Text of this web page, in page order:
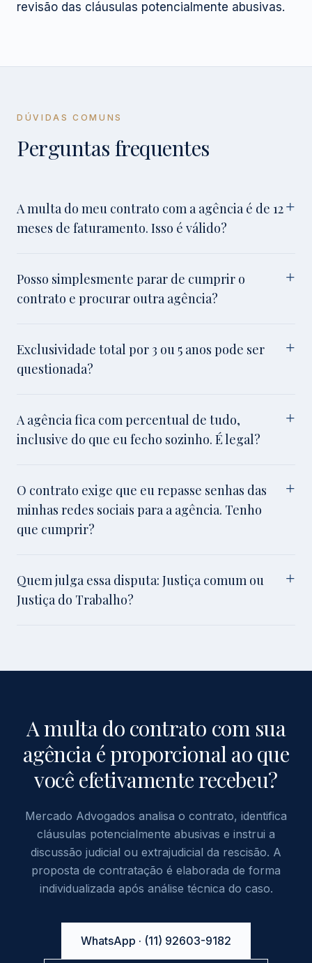
revisão das cláusulas potencialmente abusivas.
DÚVIDAS COMUNS
Perguntas frequentes
A multa do meu contrato com a agência é de 12
meses de faturamento. Isso é válido?
Posso simplesmente parar de cumprir o
contrato e procurar outra agência?
Exclusividade total por 3 ou 5 anos pode ser
questionada?
A agência fica com percentual de tudo,
inclusive do que eu fecho sozinho. É legal?
O contrato exige que eu repasse senhas das
minhas redes sociais para a agência. Tenho
que cumprir?
Quem julga essa disputa: Justiça comum ou
Justiça do Trabalho?
A multa do contrato com sua
agência é proporcional ao que
você efetivamente recebeu?
Mercado Advogados analisa o contrato, identifica
cláusulas potencialmente abusivas e instrui a
discussão judicial ou extrajudicial da rescisão. A
proposta de contratação é elaborada de forma
individualizada após análise técnica do caso.
WhatsApp · (11) 92603-9182